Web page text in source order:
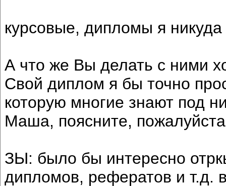
курсовые, дипломы я
А что же Вы делать с ними
Свой диплом я бы точно
которую многие знают под
Маша, поясните,
ЗЫ: было бы интересно
дипломов, рефератов и т.д.